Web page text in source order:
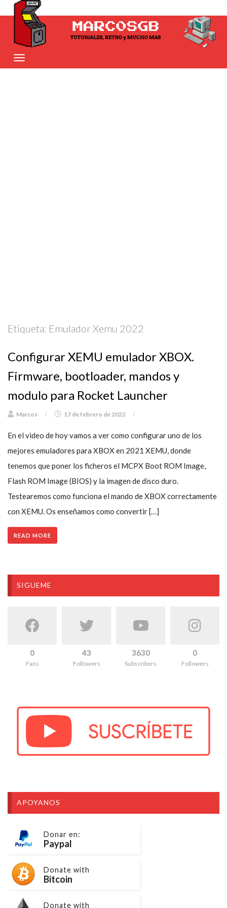
Etiqueta: Emulador Xemu 2022
Configurar XEMU emulador XBOX.
Firmware, bootloader, mandos y
modulo para Rocket Launcher
Marcos / 17 de febrero de 2022 /
En el video de hoy vamos a ver como configurar uno de los
mejores emuladores para XBOX en 2021 XEMU, donde
tenemos que poner los ficheros el MCPX Boot ROM Image,
Flash ROM Image (BIOS) y la imagen de disco duro.
Testearemos como funciona el mando de XBOX correctamente
con XEMU. Os enseñamos como convertir […]
READ MORE
SIGUEME
0
Fans
43
Followers
3630
Subscribers
0
Followers
APOYANOS
Donar en:
Paypal
Donate with
Bitcoin
Donate with